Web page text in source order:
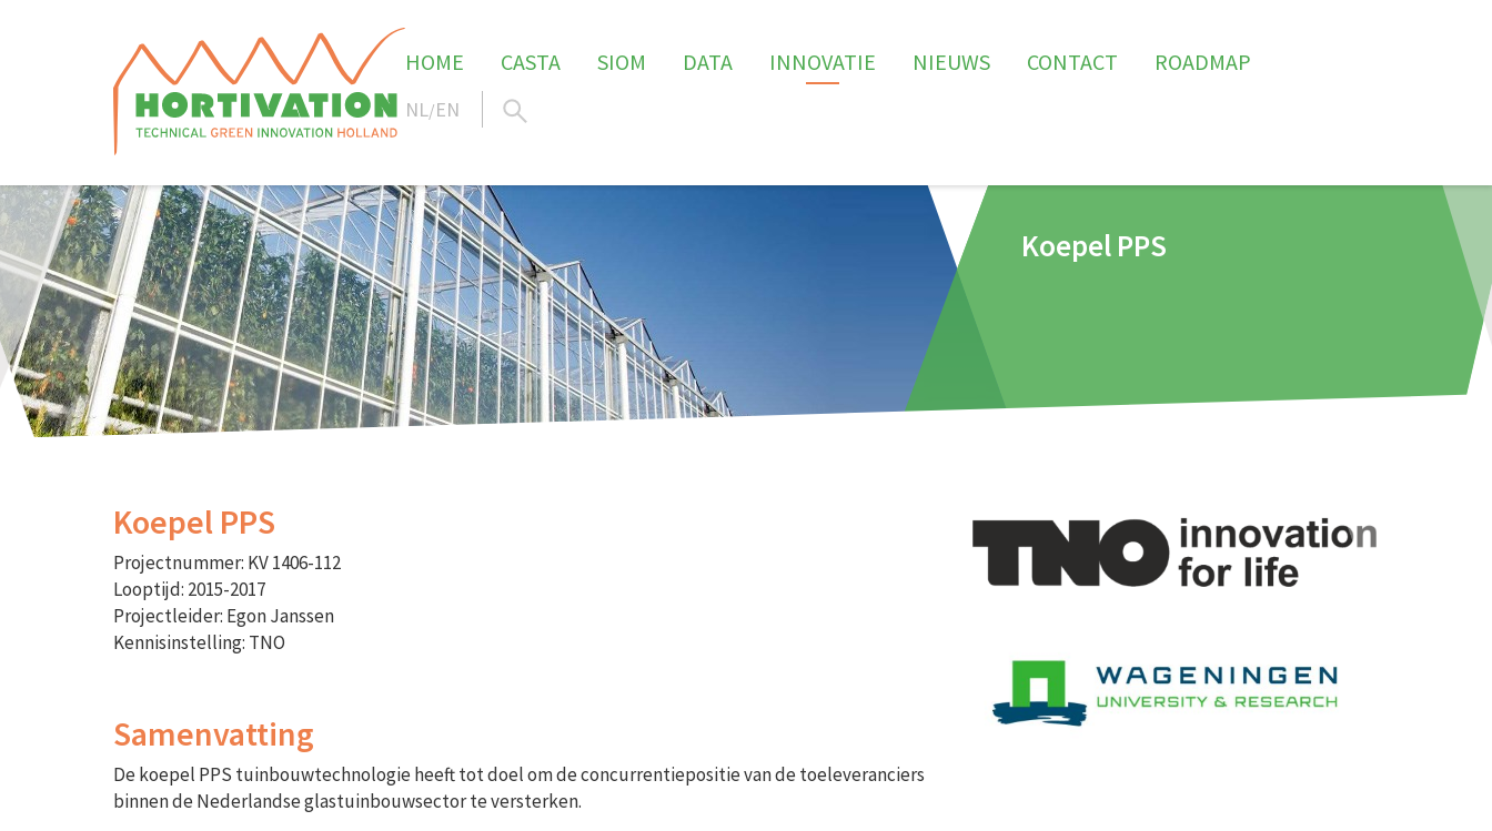
HOME CASTA SIOM DATA INNOVATIE NIEUWS CONTACT ROADMAP
NL/EN
Koepel PPS
Koepel PPS
Projectnummer: KV 1406-112
Looptijd: 2015-2017
Projectleider: Egon Janssen
Kennisinstelling: TNO
Samenvatting
De koepel PPS tuinbouwtechnologie heeft tot doel om de concurrentiepositie van de toeleveranciers
binnen de Nederlandse glastuinbouwsector te versterken.